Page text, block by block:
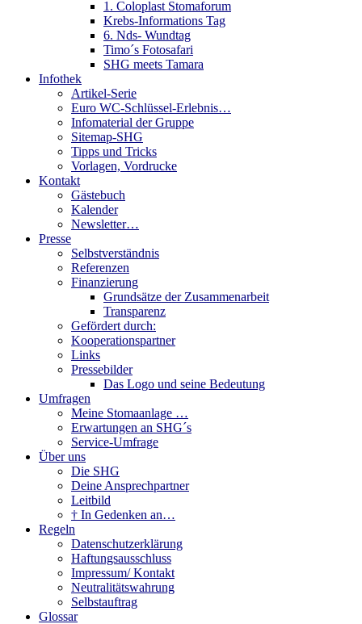
1. Coloplast Stomaforum
Krebs-Informations Tag
6. Nds- Wundtag
Timo´s Fotosafari
SHG meets Tamara
Infothek
Artikel-Serie
Euro WC-Schlüssel-Erlebnis…
Infomaterial der Gruppe
Sitemap-SHG
Tipps und Tricks
Vorlagen, Vordrucke
Kontakt
Gästebuch
Kalender
Newsletter…
Presse
Selbstverständnis
Referenzen
Finanzierung
Grundsätze der Zusammenarbeit
Transparenz
Gefördert durch:
Kooperationspartner
Links
Pressebilder
Das Logo und seine Bedeutung
Umfragen
Meine Stomaanlage …
Erwartungen an SHG´s
Service-Umfrage
Über uns
Die SHG
Deine Ansprechpartner
Leitbild
† In Gedenken an…
Regeln
Datenschutzerklärung
Haftungsausschluss
Impressum/ Kontakt
Neutralitätswahrung
Selbstauftrag
Glossar